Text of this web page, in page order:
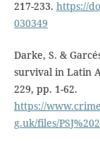
217-233. https://
030349
Darke, S. &
survival in Latin
229, pp. 1-62.
https://
g.uk/files/